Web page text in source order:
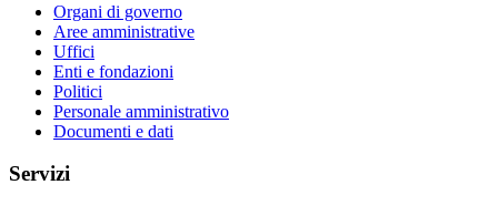
Organi di governo
Aree amministrative
Uffici
Enti e fondazioni
Politici
Personale amministrativo
Documenti e dati
Servizi